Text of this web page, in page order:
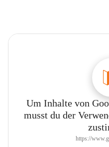
Um Inhalte von
musst du der
https://